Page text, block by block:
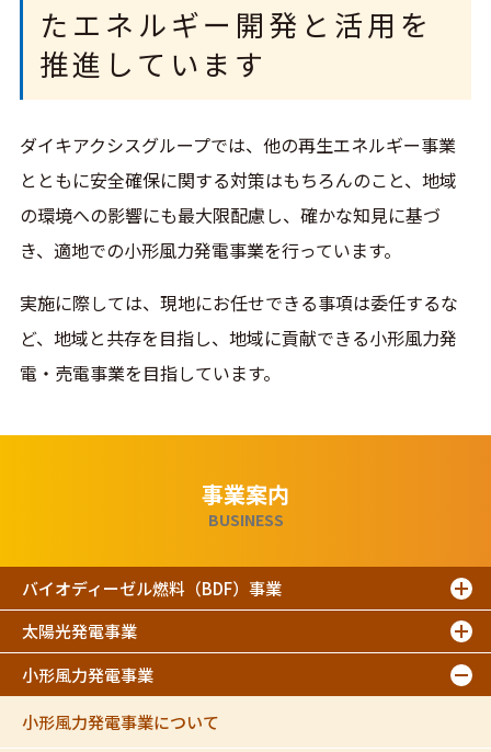
たエネルギー開発と活用を
推進しています
ダイキアクシスグループでは、他の再生エネルギー事業
とともに安全確保に関する対策はもちろんのこと、地域
の環境への影響にも最大限配慮し、確かな知見に基づ
き、適地での小形風力発電事業を行っています。
実施に際しては、現地にお任せできる事項は委任するな
ど、地域と共存を目指し、地域に貢献できる小形風力発
電・売電事業を目指しています。
事業案内
BUSINESS
バイオディーゼル燃料（BDF）事業
太陽光発電事業
小形風力発電事業
小形風力発電事業について